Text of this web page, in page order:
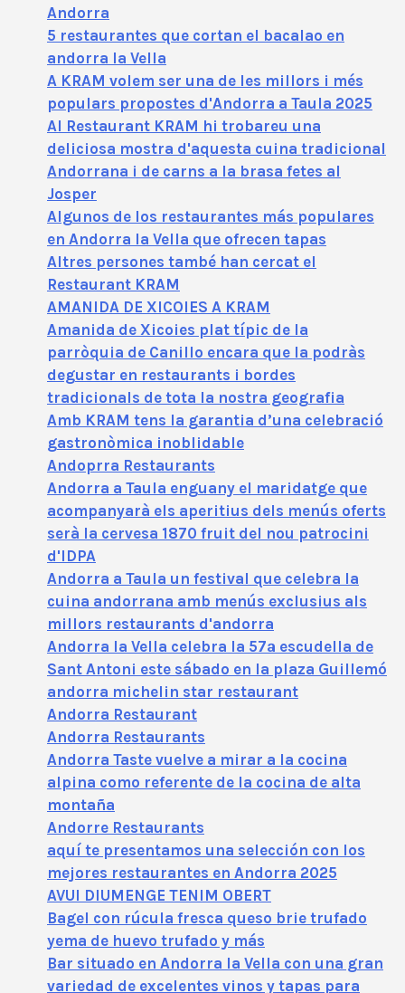
Andorra
5 restaurantes que cortan el bacalao en
andorra la Vella
A KRAM volem ser una de les millors i més
populars propostes d'Andorra a Taula 2025
Al Restaurant KRAM hi trobareu una
deliciosa mostra d'aquesta cuina tradicional
Andorrana i de carns a la brasa fetes al
Josper
Algunos de los restaurantes más populares
en Andorra la Vella que ofrecen tapas
Altres persones també han cercat el
Restaurant KRAM
AMANIDA DE XICOIES A KRAM
Amanida de Xicoies plat típic de la
parròquia de Canillo encara que la podràs
degustar en restaurants i bordes
tradicionals de tota la nostra geografia
Amb KRAM tens la garantia d’una celebració
gastronòmica inoblidable
Andoprra Restaurants
Andorra a Taula enguany el maridatge que
acompanyarà els aperitius dels menús oferts
serà la cervesa 1870 fruit del nou patrocini
d'IDPA
Andorra a Taula un festival que celebra la
cuina andorrana amb menús exclusius als
millors restaurants d'andorra
Andorra la Vella celebra la 57ª escudella de
Sant Antoni este sábado en la plaza Guillemó
andorra michelin star restaurant
Andorra Restaurant
Andorra Restaurants
Andorra Taste vuelve a mirar a la cocina
alpina como referente de la cocina de alta
montaña
Andorre Restaurants
aquí te presentamos una selección con los
mejores restaurantes en Andorra 2025
AVUI DIUMENGE TENIM OBERT
Bagel con rúcula fresca queso brie trufado
yema de huevo trufado y más
Bar situado en Andorra la Vella con una gran
variedad de excelentes vinos y tapas para